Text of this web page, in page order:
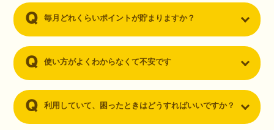
毎月どれくらいポイントが貯まりますか？
使い方がよくわからなくて不安です
利用していて、困ったときはどうすればいいですか？